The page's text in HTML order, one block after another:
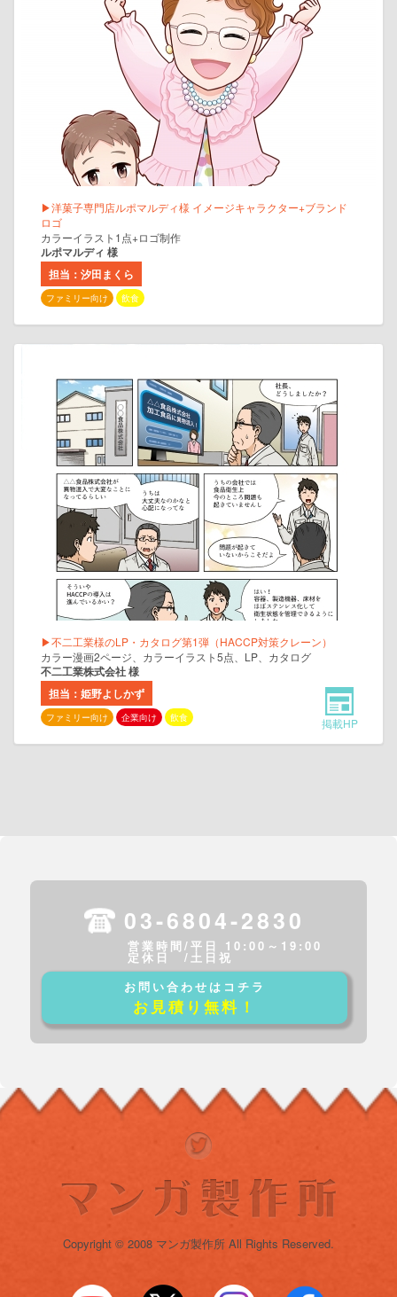
▶洋菓子専門店ルポマルディ様 イメージキャラクター+ブランド
ロゴ
カラーイラスト1点+ロゴ制作
ルポマルディ 様
担当：汐田まくら
ファミリー向け 飲食
▶不二工業様のLP・カタログ第1弾（HACCP対策クレーン）
カラー漫画2ページ、カラーイラスト5点、LP、カタログ
不二工業株式会社 様
担当：姫野よしかず
ファミリー向け 企業向け 飲食 掲載HP
03-6804-2830
営業時間/平日 10:00～19:00
定休日 /土日祝
お問い合わせはコチラ
お見積り無料！
Copyright © 2008 マンガ製作所 All Rights Reserved.